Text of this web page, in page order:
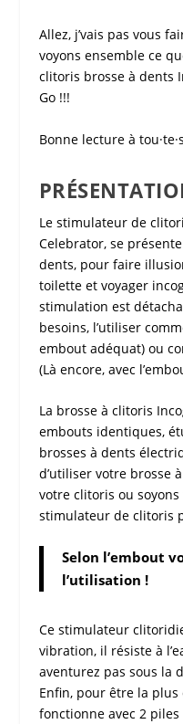
Allez, j’vais pas vous
voyons ensemble ce
clitoris brosse à dents
Go !!!
Bonne lecture à
Le stimulateur de
Celebrator, se
dents, pour faire
toilette et voyager
stimulation est
besoins, l’utiliser
embout adéquat) ou
(Là encore, avec
La brosse à clitoris
embouts identiques,
brosses à dents
d’utiliser votre brosse
votre clitoris ou
stimulateur de clitoris
Selon l’embout
l’utilisation !
Ce stimulateur
vibration, il résiste à
aventurez pas sous la
Enfin, pour être la plus
fonctionne avec 2